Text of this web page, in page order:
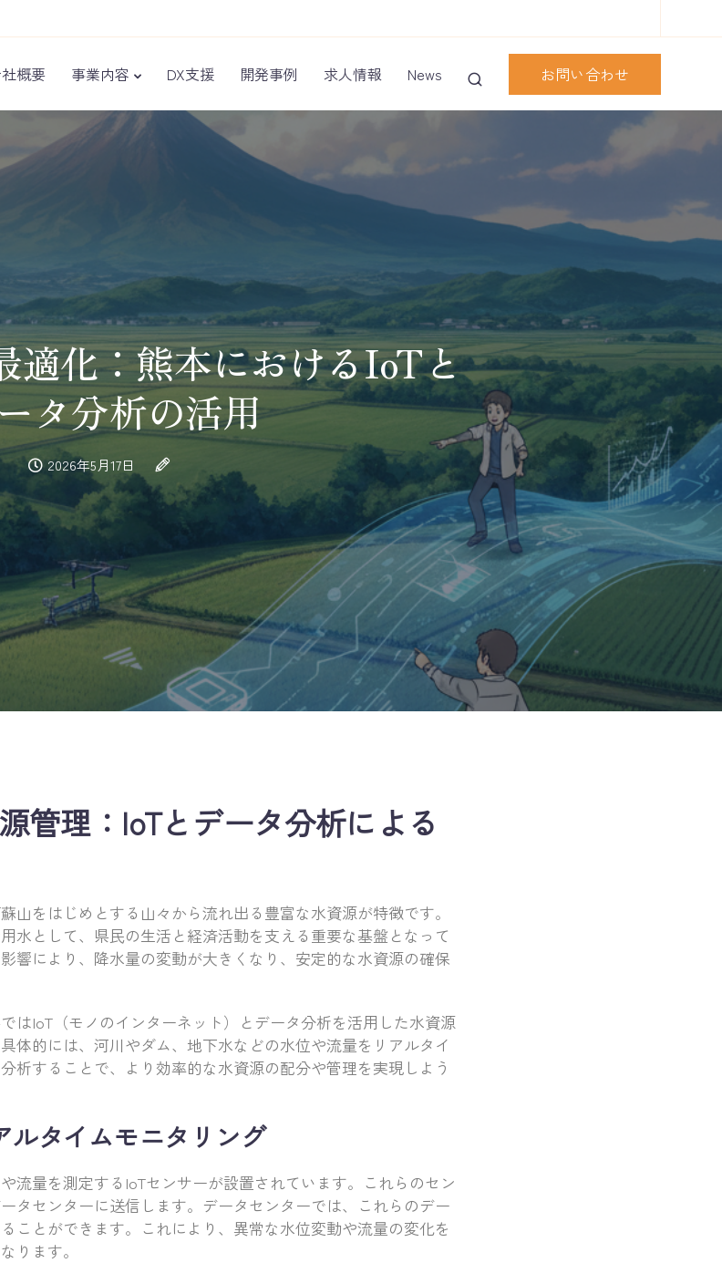
概要 事業内容 DX支援 開発事例 求人情報 News お問い合わせ
適化：熊本におけるIoTと
タ分析の活用
2026年5月17日
管理：IoTとデータ分析による
山をはじめとする山々から流れ出る豊富な水資源が特徴です。
水として、県民の生活と経済活動を支える重要な基盤となって
響により、降水量の変動が大きくなり、安定的な水資源の確保
はIoT（モノのインターネット）とデータ分析を活用した水資源
体的には、河川やダム、地下水などの水位や流量をリアルタイ
析することで、より効率的な水資源の配分や管理を実現しよう
ルタイムモニタリング
流量を測定するIoTセンサーが設置されています。これらのセン
タセンターに送信します。データセンターでは、これらのデー
ことができます。これにより、異常な水位変動や流量の変化を
ります。